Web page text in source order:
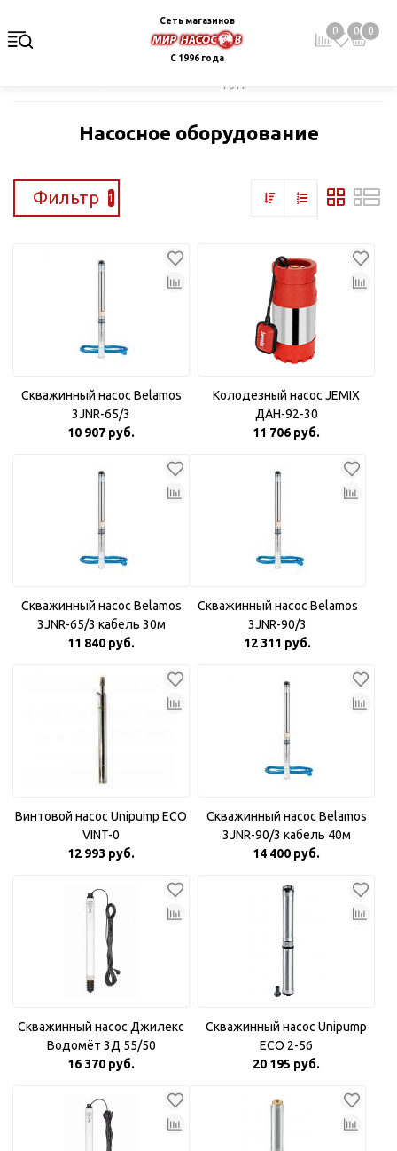
Сеть магазинов
С 1996 года
0 0 0
Насосное оборудование
Фильтр 1
Скважинный насос Belamos
3JNR-65/3
10 907 руб.
Колодезный насос JEMIX
ДАН-92-30
11 706 руб.
Скважинный насос Belamos
3JNR-65/3 кабель 30м
11 840 руб.
Скважинный насос Belamos
3JNR-90/3
12 311 руб.
Винтовой насос Unipump ECO
VINT-0
12 993 руб.
Скважинный насос Belamos
3JNR-90/3 кабель 40м
14 400 руб.
Скважинный насос Джилекс
Водомёт 3Д 55/50
16 370 руб.
Скважинный насос Unipump
ECO 2-56
20 195 руб.